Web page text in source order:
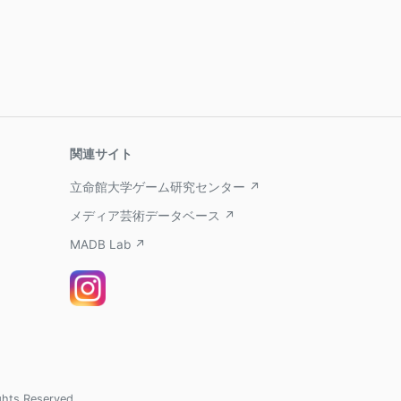
関連サイト
立命館大学ゲーム研究センター ↗
メディア芸術データベース ↗
MADB Lab ↗